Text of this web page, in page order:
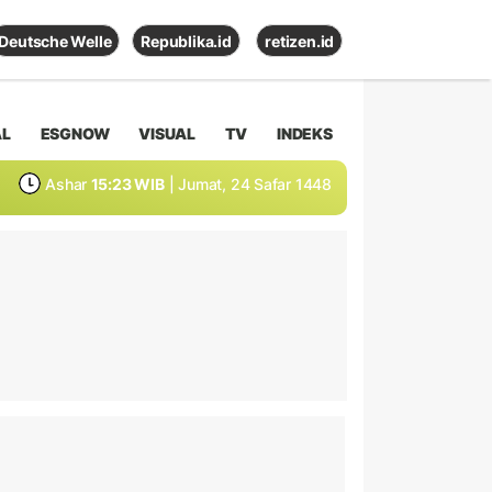
Deutsche Welle Republika.id retizen.id
ESGNOW VISUAL TV INDEKS
Ashar 15:23 WIB | Jumat, 24 Safar 1448